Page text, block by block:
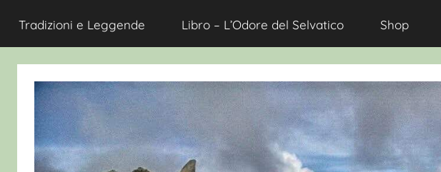
Tradizioni e Leggende Libro – L’Odore del Selvatico Shop